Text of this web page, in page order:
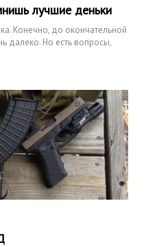
лучшие деньки
Конечно, до окончательной
далеко. Но есть вопросы,